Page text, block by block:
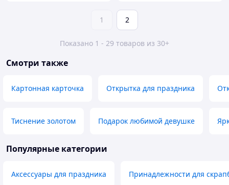
1 2
Показано 1 - 29 товаров из 30+
Смотри также
Картонная карточка Открытка для праздника
Тиснение золотом Подарок любимой девушке
Популярные категории
Аксессуары для праздника Принадлежности для